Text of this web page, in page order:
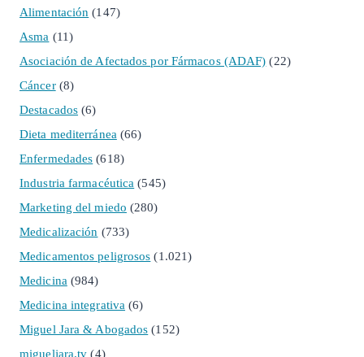
Alimentación (147)
Asma (11)
Asociación de Afectados por Fármacos (ADAF) (22)
Cáncer(8)
Destacados (6)
Dieta mediterránea (66)
Enfermedades (618)
Industria farmacéutica (545)
Marketing del miedo (280)
Medicalización (733)
Medicamentos peligrosos (1.021)
Medicina (984)
Medicina integrativa (6)
Miguel Jara & Abogados (152)
migueljara.tv (4)